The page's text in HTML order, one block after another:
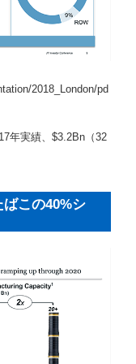
2018_London/pd
年実績、$3.2Bn（32
この40%シ